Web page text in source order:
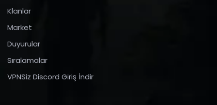
Klanlar
Market
Duyurular
Sıralamalar
VPNSiz Discord Giriş İndir